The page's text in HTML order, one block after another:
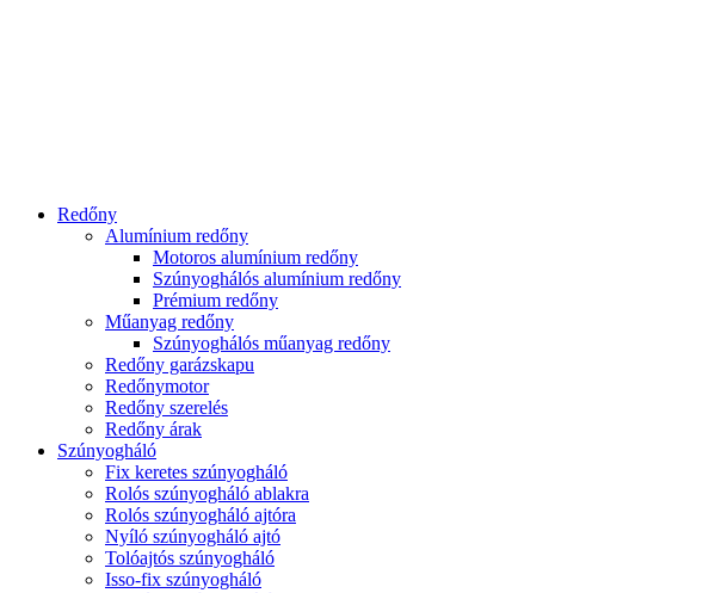
Redőny
Alumínium redőny
Motoros alumínium redőny
Szúnyoghálós alumínium redőny
Prémium redőny
Műanyag redőny
Szúnyoghálós műanyag redőny
Redőny garázskapu
Redőnymotor
Redőny szerelés
Redőny árak
Szúnyogháló
Fix keretes szúnyogháló
Rolós szúnyogháló ablakra
Rolós szúnyogháló ajtóra
Nyíló szúnyogháló ajtó
Tolóajtós szúnyogháló
Isso-fix szúnyogháló